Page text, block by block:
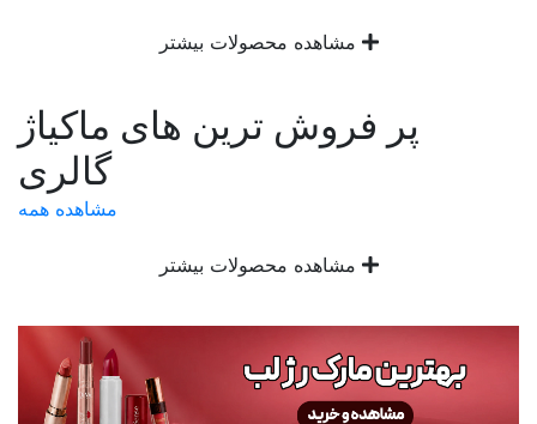
پر فروش ترین های ماکیاژ
گالری
مشاهده همه